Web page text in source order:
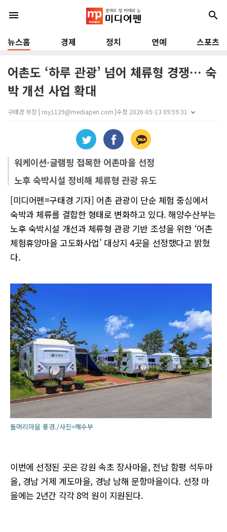
menu search
뉴스홈 경제 정치 연예 스포츠
어촌도 ‘하루 관광’ 넘어 체류형 경쟁… 숙
박 개선 사업 확대
구태경 부장 | roy1129@mediapen.com |수정 2026-05-13 09:59:31
워케이션·글램핑 접목한 어촌마을 선정
노후 숙박시설 정비해 체류형 관광 유도
[미디어펜=구태경 기자] 어촌 관광이 단순 체험 중심에서
숙박과 체류를 결합한 형태로 변화하고 있다. 해양수산부는
노후 숙박시설 개선과 체류형 관광 기반 조성을 위한 ‘어촌
체험휴양마을 고도화사업’ 대상지 4곳을 선정했다고 밝혔
다.
돌머리마을 풍경./사진=해수부
이번에 선정된 곳은 강원 속초 장사마을, 전남 함평 석두마
을, 경남 거제 계도마을, 경남 남해 문항마을이다. 선정 마
을에는 2년간 각각 8억 원이 지원된다.